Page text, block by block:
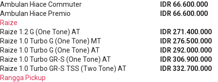
Ambulan Hiace Commuter
IDR 66.600.000
Ambulan Hiace Premio
IDR 66.600.000
Raize
Raize 1.2 G (One Tone) AT
IDR 271.400.000
Raize 1.0 Turbo G (One Tone) MT
IDR 276.500.000
Raize 1.0 Turbo G (One Tone) AT
IDR 292.000.000
Raize 1.0 Turbo GR-S (One Tone) AT
IDR 306.900.000
Raize 1.0 Turbo GR-S TSS (Two Tone) AT
IDR 332.700.000
Rangga Pickup